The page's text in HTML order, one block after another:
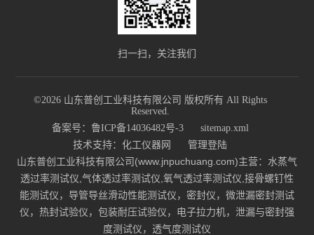
扫一扫，关注我们
©2026 山东普创工业科技有限公司 版权所有 All Rights
Reserved.
备案号：鲁ICP备14036482号-3
sitemap.xml
技术支持： 化工仪器网 管理登陆
山东普创工业科技有限公司(www.jnpuchuang.com)主营：水蒸气
透过率测试仪,气体透过率测试仪,氧气透过率测试仪,接骨螺钉性
能测试仪，导管导丝滑动性能测试仪，密封仪，微泄漏密封测试
仪，热封试验仪，包装耐压试验仪，电子拉力机，泄漏与密封强
度测试仪，透气度测试仪